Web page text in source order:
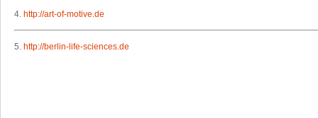
4. http://art-of-motive.de
5. http://berlin-life-sciences.de